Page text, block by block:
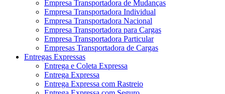
Empresa Transportadora de Mudanças
Empresa Transportadora Individual
Empresa Transportadora Nacional
Empresa Transportadora para Cargas
Empresa Transportadora Particular
Empresas Transportadora de Cargas
Entregas Expressas
Entrega e Coleta Expressa
Entrega Expressa
Entrega Expressa com Rastreio